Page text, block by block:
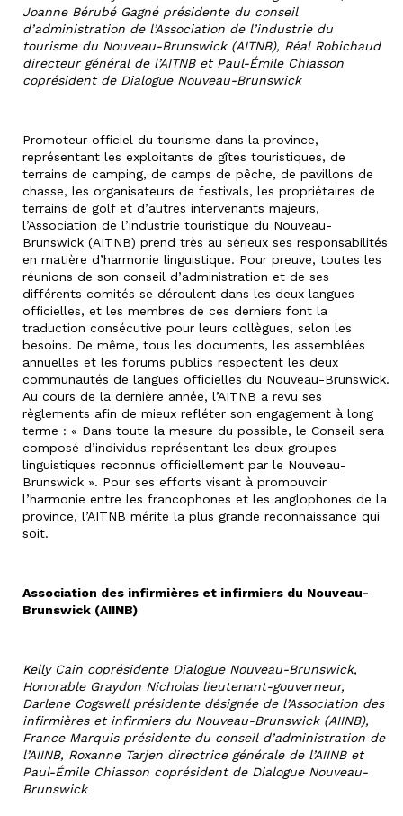
Joanne Bérubé Gagné présidente du conseil
d’administration de l’Association de l’industrie du
tourisme du Nouveau-Brunswick (AITNB), Réal Robichaud
directeur général de l’AITNB et Paul-Émile Chiasson
coprésident de Dialogue Nouveau-Brunswick
Promoteur officiel du tourisme dans la province,
représentant les exploitants de gîtes touristiques, de
terrains de camping, de camps de pêche, de pavillons de
chasse, les organisateurs de festivals, les propriétaires de
terrains de golf et d’autres intervenants majeurs,
l’Association de l’industrie touristique du Nouveau-
Brunswick (AITNB) prend très au sérieux ses responsabilités
en matière d’harmonie linguistique. Pour preuve, toutes les
réunions de son conseil d’administration et de ses
différents comités se déroulent dans les deux langues
officielles, et les membres de ces derniers font la
traduction consécutive pour leurs collègues, selon les
besoins. De même, tous les documents, les assemblées
annuelles et les forums publics respectent les deux
communautés de langues officielles du Nouveau-Brunswick.
Au cours de la dernière année, l’AITNB a revu ses
règlements afin de mieux refléter son engagement à long
terme : « Dans toute la mesure du possible, le Conseil sera
composé d’individus représentant les deux groupes
linguistiques reconnus officiellement par le Nouveau-
Brunswick ». Pour ses efforts visant à promouvoir
l’harmonie entre les francophones et les anglophones de la
province, l’AITNB mérite la plus grande reconnaissance qui
soit.
Association des infirmières et infirmiers du Nouveau-
Brunswick (AIINB)
Kelly Cain coprésidente Dialogue Nouveau-Brunswick,
Honorable Graydon Nicholas lieutenant-gouverneur,
Darlene Cogswell présidente désignée de l’Association des
infirmières et infirmiers du Nouveau-Brunswick (AIINB),
France Marquis présidente du conseil d’administration de
l’AIINB, Roxanne Tarjen directrice générale de l’AIINB et
Paul-Émile Chiasson coprésident de Dialogue Nouveau-
Brunswick